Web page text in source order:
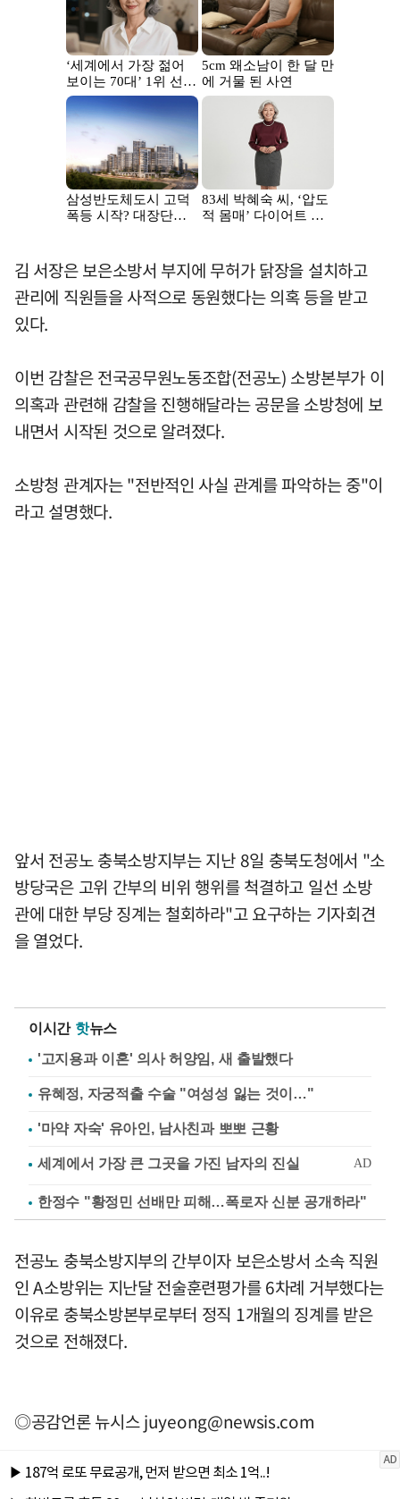
김 서장은 보은소방서 부지에 무허가 닭장을 설치하고
관리에 직원들을 사적으로 동원했다는 의혹 등을 받고
있다.
이번 감찰은 전국공무원노동조합(전공노) 소방본부가 이
의혹과 관련해 감찰을 진행해달라는 공문을 소방청에 보
내면서 시작된 것으로 알려졌다.
소방청 관계자는 "전반적인 사실 관계를 파악하는 중"이
라고 설명했다.
앞서 전공노 충북소방지부는 지난 8일 충북도청에서 "소
방당국은 고위 간부의 비위 행위를 척결하고 일선 소방
관에 대한 부당 징계는 철회하라"고 요구하는 기자회견
을 열었다.
이시간 핫뉴스
'고지용과 이혼' 의사 허양임, 새 출발했다
유혜정, 자궁적출 수술 "여성성 잃는 것이…"
'마약 자숙' 유아인, 남사친과 뽀뽀 근황
한정수 "황정민 선배만 피해…폭로자 신분 공개하라"
전공노 충북소방지부의 간부이자 보은소방서 소속 직원
인 A소방위는 지난달 전술훈련평가를 6차례 거부했다는
이유로 충북소방본부로부터 정직 1개월의 징계를 받은
것으로 전해졌다.
◎공감언론 뉴시스juyeong@newsis.com